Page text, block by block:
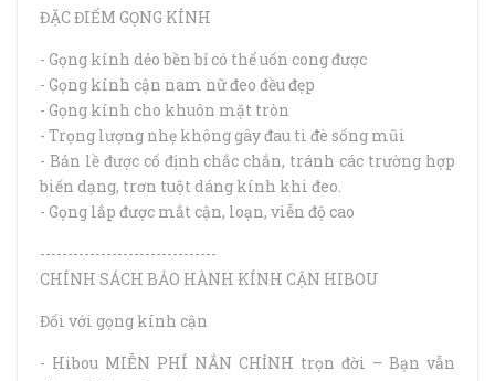
ĐẶC ĐIỂM GỌNG KÍNH
- Gọng kính dẻo bền bỉ có thể uốn cong được
- Gọng kính cận nam nữ đeo đều đẹp
- Gọng kính cho khuôn mặt tròn
- Trọng lượng nhẹ không gây đau tì đè sống mũi
- Bản lề được cố định chắc chắn, tránh các trường hợp
biến dạng, trơn tuột dáng kính khi đeo.
- Gọng lắp được mắt cận, loạn, viễn độ cao
--------------------------------
CHÍNH SÁCH BẢO HÀNH KÍNH CẬN HIBOU
Đối với gọng kính cận
- Hibou MIỄN PHÍ NẮN CHỈNH trọn đời – Bạn vẫn